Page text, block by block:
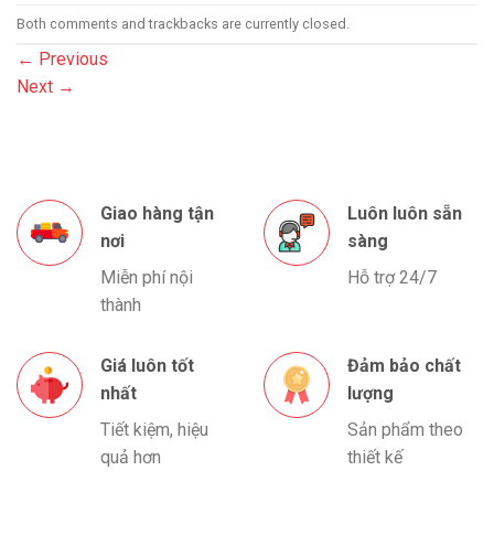
Both comments and trackbacks are currently closed.
← Previous
Next →
Giao hàng tận
nơi
Miễn phí nội
thành
Luôn luôn sẵn
sàng
Hỗ trợ 24/7
Giá luôn tốt
nhất
Tiết kiệm, hiệu
quả hơn
Đảm bảo chất
lượng
Sản phẩm theo
thiết kế